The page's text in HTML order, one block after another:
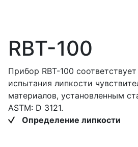
RBT-100
Прибор RBT-100
испытания липкости
материалов, установленным
ASTM: D 3121.
Определение липкости